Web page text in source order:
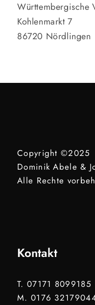
Württembergische
Kohlenmarkt 7
86720 Nördlingen
Copyright ©2025
Dominik Abele &
Alle Rechte
Kontakt
T. 07171 8099185
M. 0176